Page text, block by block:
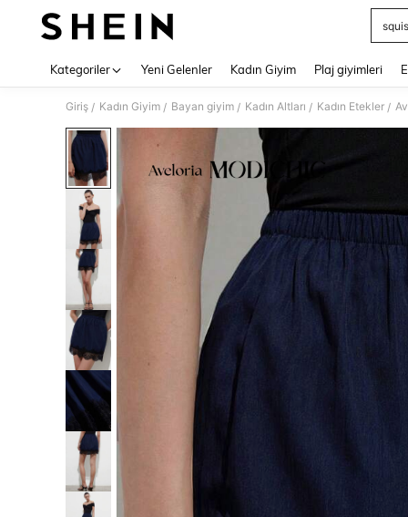
Kategoriler Yeni Gelenler Kadın Giyim Plaj giyimleri
Giriş / Kadın Giyim / Bayan giyim / Kadın Altları / Kadın Etekler /